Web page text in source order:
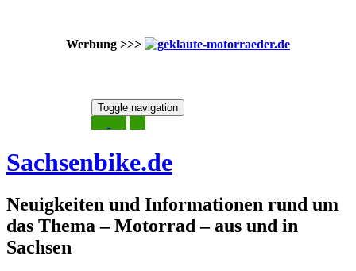
Werbung >>>
Toggle navigation
Sachsenbike.de
Neuigkeiten und Informationen rund um
das Thema – Motorrad – aus und in
Sachsen